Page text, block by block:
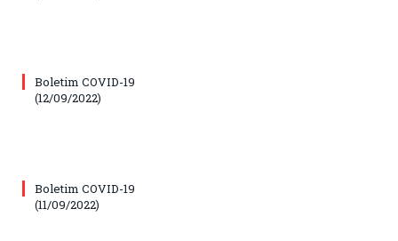
Boletim COVID-19
(12/09/2022)
Boletim COVID-19
(11/09/2022)